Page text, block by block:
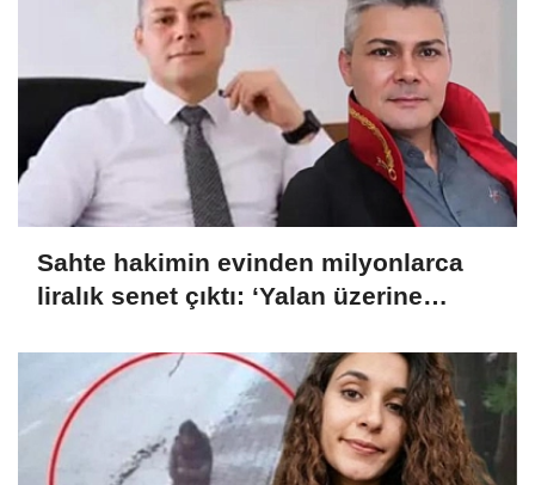
Sahte hakimin evinden milyonlarca
liralık senet çıktı: ‘Yalan üzerine